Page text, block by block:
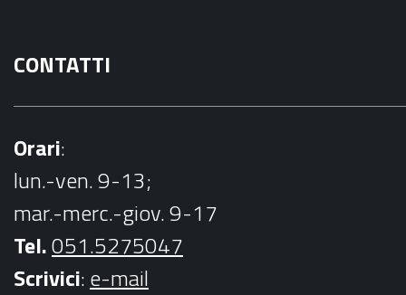
CONTATTI
Orari:
lun.-ven. 9-13;
mar.-merc.-giov. 9-17
Tel.051.5275047
Scrivici:e-mail